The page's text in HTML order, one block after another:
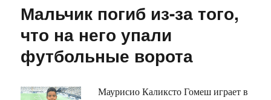
Мальчик погиб из-за того,
что на него упали
футбольные ворота
Маурисио Каликсто Гомеш играет в